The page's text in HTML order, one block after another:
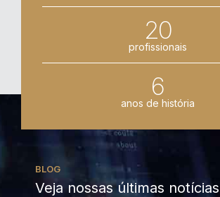
20
profissionais
6
anos de história
BLOG
Veja nossas últimas notícias